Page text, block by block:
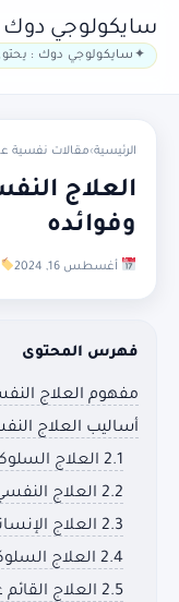
سايكولوجي دوك
سايكولوجي دوك :
الرئيسية›مقالات نفسية
العلاج
وفوائده
أغسطس 16, 2024
فهرس المحتوى
مفهوم العلاج
أساليب العلاج
2.1 العلاج السلوكي المعرفي (CBT) بالتكامل
2.2 العلاج النفسي الديناميكي
2.3 العلاج الإنساني
2.4 العلاج السلوكي الجدلي (DBT)
2.5 العلاج القائم على العقلانية والقبول (ACT)